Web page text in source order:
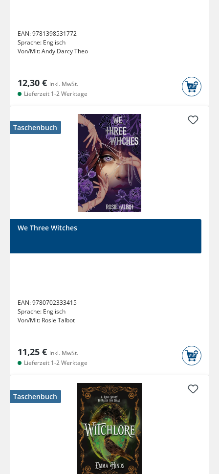
EAN:9781398531772
Sprache: Englisch
Von/Mit:Andy Darcy Theo
12,30 € inkl. MwSt.
Lieferzeit 1-2 Werktage
Taschenbuch
We Three Witches
EAN:9780702333415
Sprache: Englisch
Von/Mit: Rosie Talbot
11,25 € inkl. MwSt.
Lieferzeit 1-2 Werktage
Taschenbuch